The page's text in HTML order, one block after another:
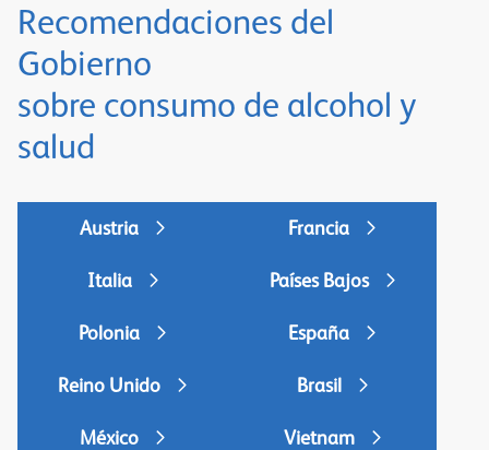
Recomendaciones del
Gobierno
sobre consumo de alcohol y
salud
Austria Francia
Italia Países Bajos
Polonia España
Reino Unido Brasil
México Vietnam